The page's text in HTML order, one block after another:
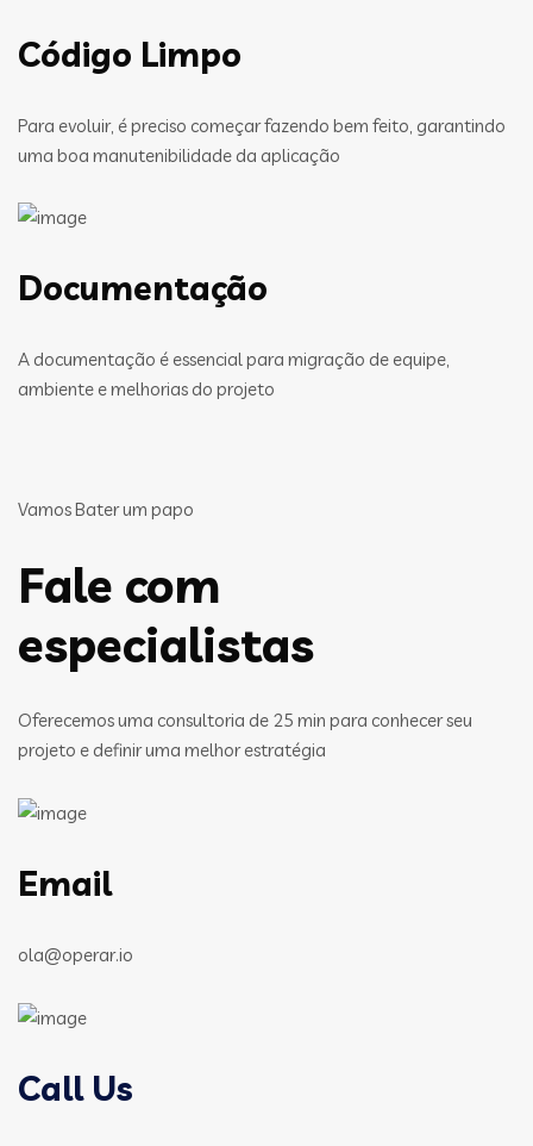
Código Limpo
Para evoluir, é preciso começar fazendo bem feito, garantindo
uma boa manutenibilidade da aplicação
Documentação
A documentação é essencial para migração de equipe,
ambiente e melhorias do projeto
Vamos Bater um papo
Fale com
especialistas
Oferecemos uma consultoria de 25 min para conhecer seu
projeto e definir uma melhor estratégia
Email
ola@operar.io
Call Us